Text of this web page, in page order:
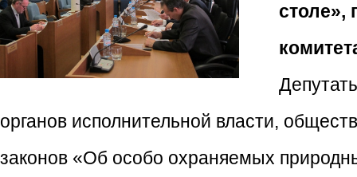
органов исполнительной власти,
законов «Об особо охраняемых